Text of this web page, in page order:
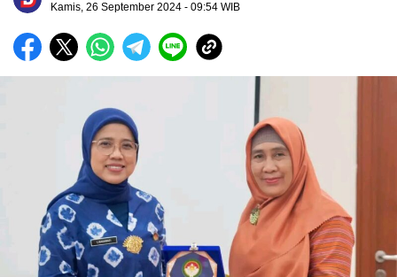
Kamis, 26 September 2024 - 09:54 WIB